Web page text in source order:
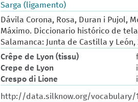
Sarga (ligamento)
Dávila Corona, Rosa, Duran i Pujol,
Máximo. Diccionario histórico de
Salamanca: Junta de Castilla y León,
Crêpe de Lyon (tissu)
Crepe de Lyon
Crespo di Lione
http://data.silknow.org/vocabulary/